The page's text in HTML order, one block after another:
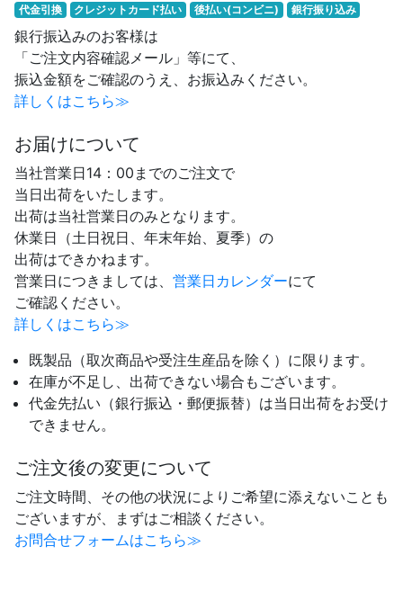
代金引換 クレジットカード払い 後払い(コンビニ) 銀行振り込み
銀行振込みのお客様は
「ご注文内容確認メール」等にて、
振込金額をご確認のうえ、お振込みください。
詳しくはこちら≫
お届けについて
当社営業日14：00までのご注文で
当日出荷をいたします。
出荷は当社営業日のみとなります。
休業日（土日祝日、年末年始、夏季）の
出荷はできかねます。
営業日につきましては、 営業日カレンダーにて
ご確認ください。
詳しくはこちら≫
既製品（取次商品や受注生産品を除く）に限ります。
在庫が不足し、出荷できない場合もございます。
代金先払い（銀行振込・郵便振替）は当日出荷をお受け
できません。
ご注文後の変更について
ご注文時間、その他の状況によりご希望に添えないことも
ございますが、まずはご相談ください。
お問合せフォームはこちら≫